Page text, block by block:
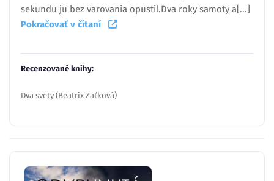
sekundu ju bez varovania opustil.Dva roky samoty a[...]
Pokračovať v čítaní
Recenzované knihy:
Dva svety (Beatrix Zaťková)